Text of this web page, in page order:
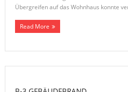
Übergreifen auf das Wohnhaus konnte
Read More